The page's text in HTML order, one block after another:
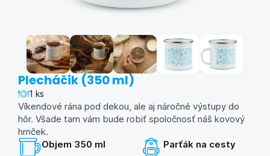
Plecháčik (350 ml)
1 ks
Víkendové rána pod dekou, ale aj náročné výstupy do
hôr. Všade tam vám bude robiť spoločnosť náš kovový
hrnček.
Objem 350 ml
Parťák na cesty